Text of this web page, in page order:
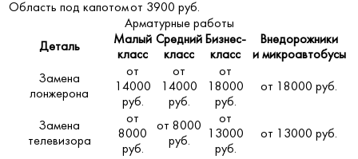
Область под капотомот 3900 руб.
Арматурные работы
Деталь
Малый
класс
Средний
класс
Бизнес-
класс
Внедорожники
и микроавтобусы
Замена
лонжерона
от
14000
руб.
от
14000
руб.
от
18000
руб.
от 18000 руб.
Замена
телевизора
от
8000
руб.
от 8000
руб.
от
13000
руб.
от 13000 руб.